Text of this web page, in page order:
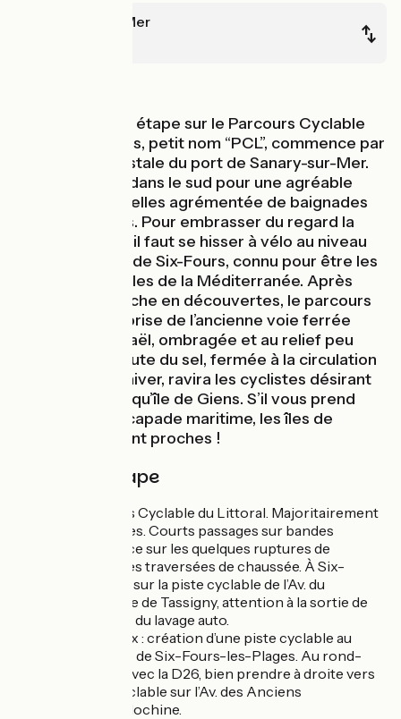
Sanary-sur-Mer
Cette première étape sur le Parcours Cyclable
du Littoral Varois, petit nom “PCL”, commence par
la jolie carte postale du port de Sanary-sur-Mer.
Vous êtes bien dans le sud pour une agréable
partie de manivelles agrémentée de baignades
rafraîchissantes. Pour embrasser du regard la
rade de Toulon, il faut se hisser à vélo au niveau
du fort militaire de Six-Fours, connu pour être les
yeux et les oreilles de la Méditerranée. Après
Toulon, étape riche en découvertes, le parcours
évolue sur l’emprise de l’ancienne voie ferrée
Toulon-St Raphaël, ombragée et au relief peu
prononcé. La route du sel, fermée à la circulation
automobile en hiver, ravira les cyclistes désirant
explorer la presqu’île de Giens. S’il vous prend
l’envie d’une escapade maritime, les îles de
Porquerolles sont proches !
Détail de l'étape
Suivre le Parcours Cyclable du Littoral. Majoritairement
sur pistes cyclables. Courts passages sur bandes
cyclables. Vigilance sur les quelques ruptures de
continuité avec des traversées de chaussée. À Six-
Fours-les-Plages, sur la piste cyclable de l’Av. du
Maréchal de Lattre de Tassigny, attention à la sortie de
voitures au niveau du lavage auto.
Secteur en travaux : création d’une piste cyclable au
niveau de la mairie de Six-Fours-les-Plages. Au rond-
point de la D559 avec la D26, bien prendre à droite vers
Toulon la piste cyclable sur l’Av. des Anciens
combattants d’Indochine.